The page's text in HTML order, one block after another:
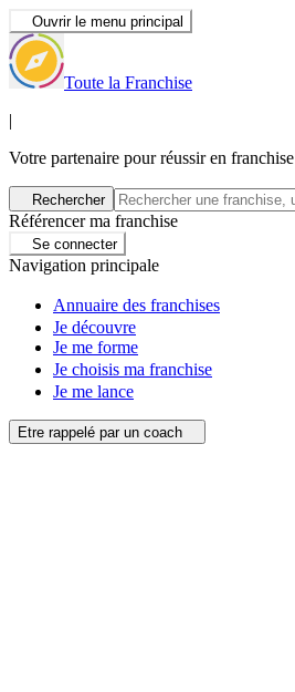
Ouvrir le menu principal
Toute la Franchise
|
Votre partenaire pour réussir en franchise
Rechercher
Référencer ma franchise
Se connecter
Navigation principale
Annuaire des franchises
Je découvre
Je me forme
Je choisis ma franchise
Je me lance
Etre rappelé par un coach